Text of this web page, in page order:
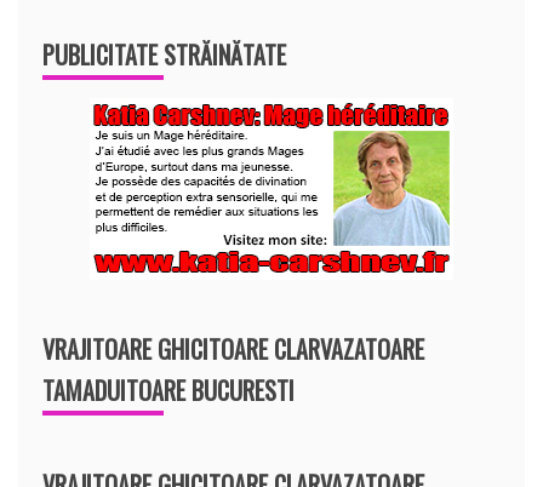
PUBLICITATE STRĂINĂTATE
VRAJITOARE GHICITOARE CLARVAZATOARE
TAMADUITOARE BUCURESTI